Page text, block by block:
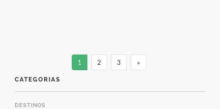
solução tecnológica de AI
para viajantes
1 2 3 »
CATEGORIAS
DESTINOS